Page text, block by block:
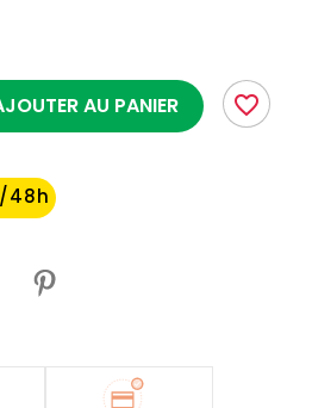
AU PANIER favorite_border
48h